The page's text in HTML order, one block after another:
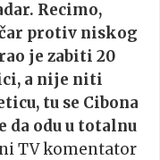
Recimo,
protiv niskog
je zabiti 20
a nije niti
tu se Cibona
da odu u totalnu
TV komentator